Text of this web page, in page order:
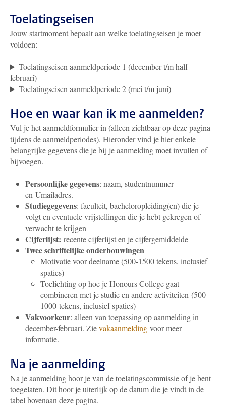
Toelatingseisen
Jouw startmoment bepaalt aan welke toelatingseisen je moet
voldoen:
Toelatingseisen aanmeldperiode 1 (december t/m half
februari)
Toelatingseisen aanmeldperiode 2 (mei t/m juni)
Hoe en waar kan ik me aanmelden?
Vul je het aanmeldformulier in (alleen zichtbaar op deze pagina
tijdens de aanmeldperiodes). Hieronder vind je hier enkele
belangrijke gegevens die je bij je aanmelding moet invullen of
bijvoegen.
Persoonlijke gegevens: naam, studentnummer
en Umailadres.
Studiegegevens: faculteit, bacheloropleiding(en) die je
volgt en eventuele vrijstellingen die je hebt gekregen of
verwacht te krijgen
Cijferlijst: recente cijferlijst en je cijfergemiddelde
Twee schriftelijke onderbouwingen
Motivatie voor deelname (500-1500 tekens, inclusief
spaties)
Toelichting op hoe je Honours College gaat
combineren met je studie en andere activiteiten (500-
1000 tekens, inclusief spaties)
Vakvoorkeur: alleen van toepassing op aanmelding in
december-februari. Zievakaanmelding voor meer
informatie.
Na je aanmelding
Na je aanmelding hoor je van de toelatingscommissie of je bent
toegelaten. Dit hoor je uiterlijk op de datum die je vindt in de
tabel bovenaan deze pagina.